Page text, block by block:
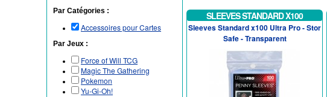
Par Catégories :
Accessoires pour Cartes
Par Jeux :
Force of Will TCG
Magic The Gathering
Pokemon
Yu-Gi-Oh!
SLEEVES STANDARD X100
Sleeves Standard x100 Ultra Pro - Stor
Safe - Transparent